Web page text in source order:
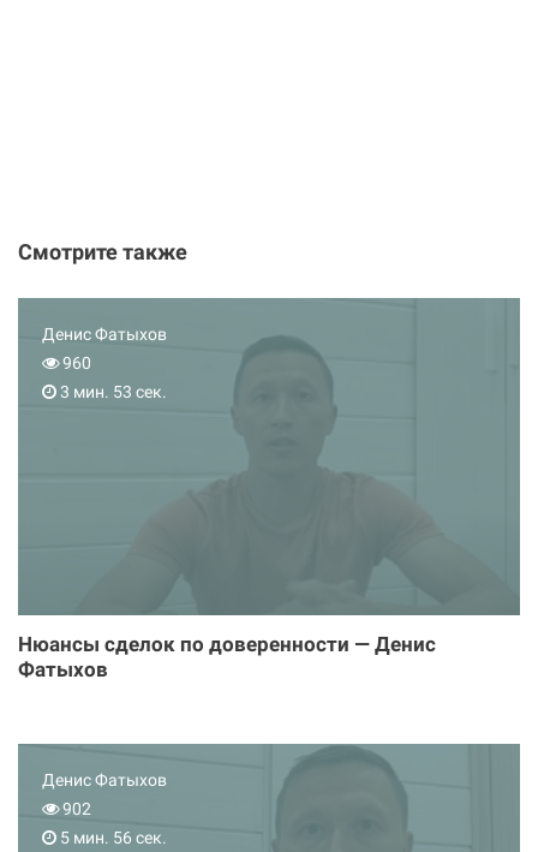
Смотрите также
Денис Фатыхов
960
3 мин. 53 сек.
Нюансы сделок по доверенности — Денис
Фатыхов
Денис Фатыхов
902
5 мин. 56 сек.